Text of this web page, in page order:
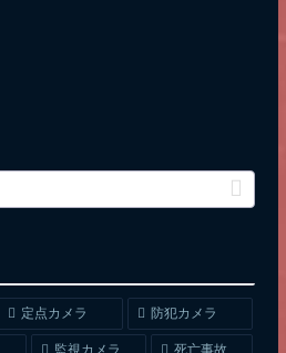
定点カメラ 防犯カメラ
監視カメラ 死亡事故